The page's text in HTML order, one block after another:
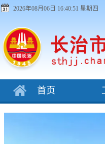
2026年08月06日 16:40:51 星期四
首页